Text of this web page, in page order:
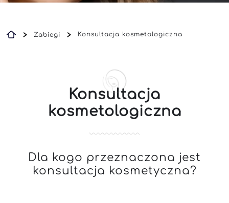
Zabiegi Konsultacja kosmetologiczna
Konsultacja
kosmetologiczna
Dla kogo przeznaczona jest
konsultacja kosmetyczna?